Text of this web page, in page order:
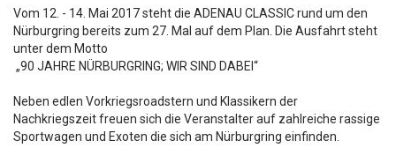
Vom 12. - 14. Mai 2017 steht die ADENAU CLASSIC rund um den
Nürburgring bereits zum 27. Mal auf dem Plan. Die Ausfahrt steht
unter dem Motto
„90 JAHRE NÜRBURGRING; WIR SIND DABEI“
Neben edlen Vorkriegsroadstern und Klassikern der
Nachkriegszeit freuen sich die Veranstalter auf zahlreiche rassige
Sportwagen und Exoten die sich am Nürburgring einfinden.